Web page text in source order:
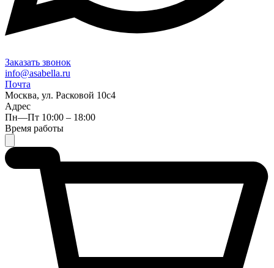
Заказать звонок
info@asabella.ru
Почта
Москва, ул. Расковой 10с4
Адрес
Пн—Пт 10:00 – 18:00
Время работы